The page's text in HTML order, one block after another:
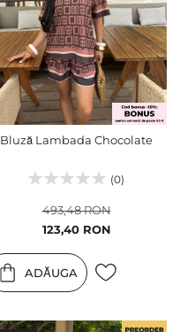
Bluză Lambada Chocolate
(0)
Pret
123,40 RON
493,48 RON
ADĂUGA